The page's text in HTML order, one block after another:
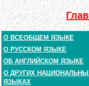
О ВСЕОБЩЕМ ЯЗЫКЕ
О РУССКОМ ЯЗЫКЕ
ОБ АНГЛИЙСКОМ ЯЗЫКЕ
О ДРУГИХ
ЯЗЫКАХ